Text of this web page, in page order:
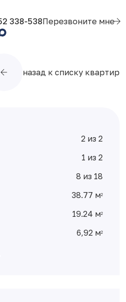
338-538Перезвоните мне
назад к списку квартир
2 из 2
1 из 2
8 из 18
38.77 м2
19.24 м2
6,92 м2